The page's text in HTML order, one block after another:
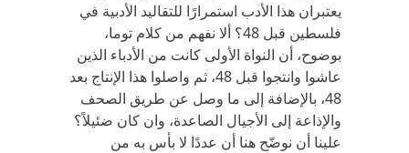
يعتبران هذا الأدب استمرارًا للتقاليد الأدبية في
فلسطين قبل 48؟ ألا نفهم من كلام توما،
بوضوح، أن النواة الأولى كانت من الأدباء الذين
عاشوا وانتجوا قبل 48، ثم واصلوا هذا الإنتاج بعد
48، بالإضافة إلى ما وصل عن طريق الصحف
والإذاعة إلى الأجيال الصاعدة، وان كان ضئيلاً؟
علينا أن نوضّح هنا أن عددًا لا بأس به من